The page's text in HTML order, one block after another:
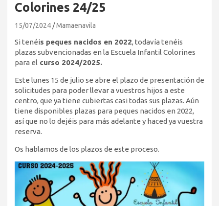
Colorines 24/25
15/07/2024 Mamaenavila
Si tenéis peques nacidos en 2022, todavía tenéis
plazas subvencionadas en la Escuela Infantil Colorines
para el curso 2024/2025.
Este lunes 15 de julio se abre el plazo de presentación de
solicitudes para poder llevar a vuestros hijos a este
centro, que ya tiene cubiertas casi todas sus plazas. Aún
tiene disponibles plazas para peques nacidos en 2022,
así que no lo dejéis para más adelante y haced ya vuestra
reserva.
Os hablamos de los plazos de este proceso.